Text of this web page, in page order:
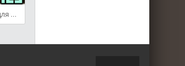
Enhanced Block Entities для Майнкрафт [1.20.1, 1.20, 1.19.4]